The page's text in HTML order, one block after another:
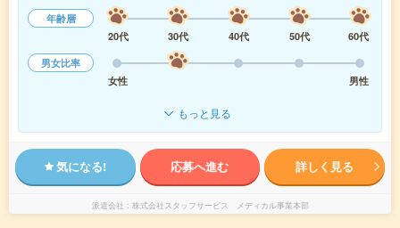
年齢層
20代
30代 40代 50代
60代
男女比率
女性
男性
もっと見る
気になる! 応募へ進む 詳しく見る
派遣会社 株式会社スタッフサービス メディカル事業本部